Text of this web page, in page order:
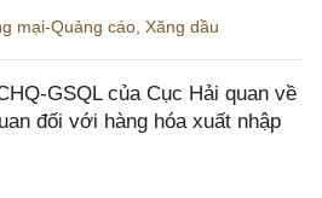
mại-Quảng cáo, Xăng dầu
GSQL của Cục Hải quan về
đối với hàng hóa xuất nhập